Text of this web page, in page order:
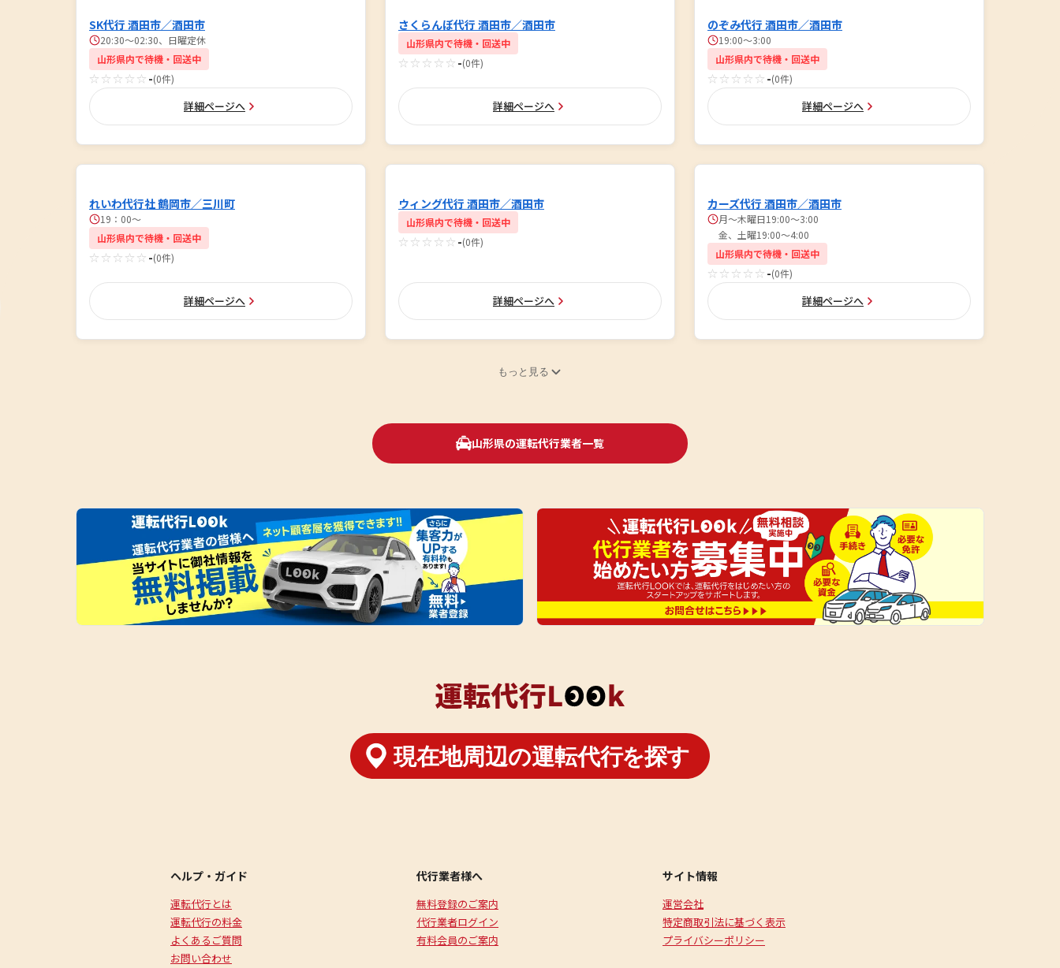
SK代行 酒田市／酒田市
20:30〜02:30、日曜定休
山形県内で待機・回送中
☆☆☆☆☆ -(0件)
詳細ページへ
さくらんぼ代行 酒田市／酒田市
山形県内で待機・回送中
☆☆☆☆☆ -(0件)
詳細ページへ
のぞみ代行 酒田市／酒田市
19:00～3:00
山形県内で待機・回送中
☆☆☆☆☆ -(0件)
詳細ページへ
れいわ代行社 鶴岡市／三川町
19：00〜
山形県内で待機・回送中
☆☆☆☆☆ -(0件)
詳細ページへ
ウィング代行 酒田市／酒田市
山形県内で待機・回送中
☆☆☆☆☆ -(0件)
詳細ページへ
カーズ代行 酒田市／酒田市
月～木曜日19:00～3:00
金、土曜19:00～4:00
山形県内で待機・回送中
☆☆☆☆☆ -(0件)
詳細ページへ
もっと見る
山形県の運転代行業者一覧
ヘルプ・ガイド
運転代行とは
運転代行の料金
よくあるご質問
お問い合わせ
代行業者様へ
無料登録のご案内
代行業者ログイン
有料会員のご案内
サイト情報
運営会社
特定商取引法に基づく表示
プライバシーポリシー